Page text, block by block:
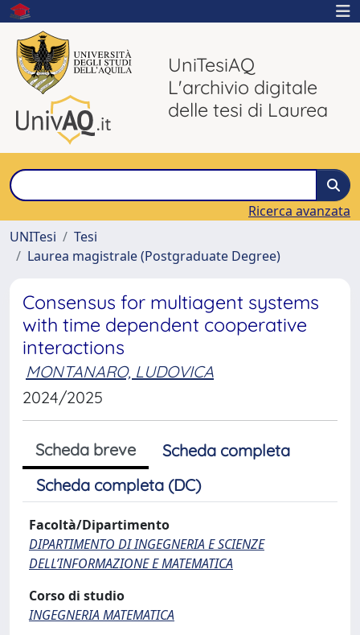
UniTesiAQ
L'archivio digitale
delle tesi di Laurea
Ricerca avanzata
UNITesi
Tesi
Laurea magistrale (Postgraduate Degree)
Consensus for multiagent systems
with time dependent cooperative
interactions
MONTANARO, LUDOVICA
2024/2025
Scheda breve
Scheda completa
Scheda completa (DC)
Facoltà/Dipartimento
DIPARTIMENTO DI INGEGNERIA E SCIENZE
DELL’INFORMAZIONE E MATEMATICA
Corso di studio
INGEGNERIA MATEMATICA